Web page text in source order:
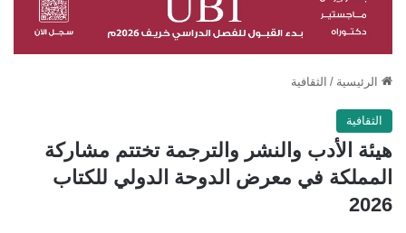
الرئيسية / الثقافية
الثقافية
هيئة الأدب والنشر والترجمة تختتم مشاركة
المملكة في معرض الدوحة الدولي للكتاب
2026